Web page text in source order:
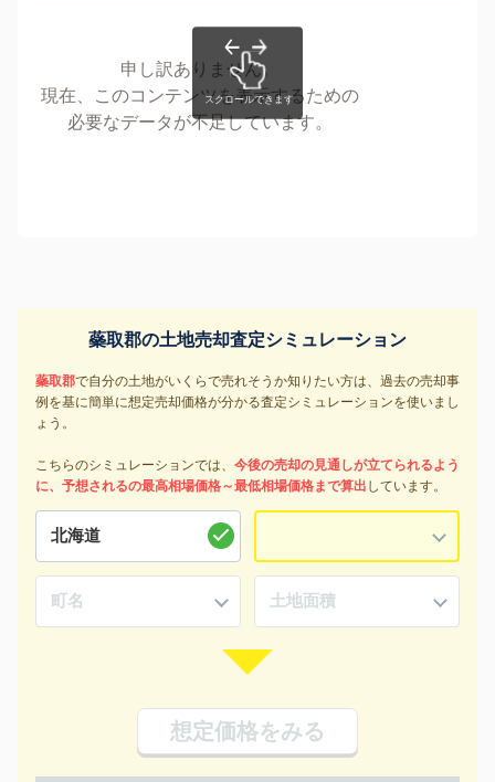
申し訳ありません。
現在、このコンテンツを表示するための
必要なデータが不足しています。
蘂取郡の土地売却査定シミュレーション
蘂取郡で自分の土地がいくらで売れそうか知りたい方は、過去の売却事
例を基に簡単に想定売却価格が分かる査定シミュレーションを使いまし
ょう。
こちらのシミュレーションでは、 今後の売却の見通しが立てられるよう
に、予想されるの最高相場価格～最低相場価格まで算出 しています。
想定価格をみる